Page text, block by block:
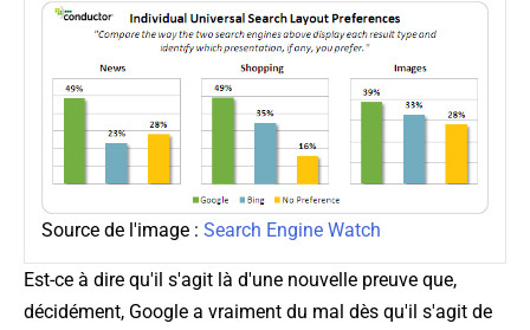
Source de l'image : Search Engine Watch
Est-ce à dire qu'il s'agit là d'une nouvelle preuve que,
décidément, Google a vraiment du mal dès qu'il s'agit de